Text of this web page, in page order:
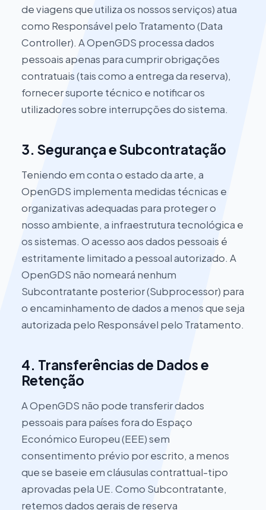
de viagens que utiliza os nossos serviços) atua
como Responsável pelo Tratamento (Data
Controller). A OpenGDS processa dados
pessoais apenas para cumprir obrigações
contratuais (tais como a entrega da reserva),
fornecer suporte técnico e notificar os
utilizadores sobre interrupções do sistema.
3. Segurança e Subcontratação
Teniendo em conta o estado da arte, a
OpenGDS implementa medidas técnicas e
organizativas adequadas para proteger o
nosso ambiente, a infraestrutura tecnológica e
os sistemas. O acesso aos dados pessoais é
estritamente limitado a pessoal autorizado. A
OpenGDS não nomeará nenhum
Subcontratante posterior (Subprocessor) para
o encaminhamento de dados a menos que seja
autorizada pelo Responsável pelo Tratamento.
4. Transferências de Dados e
Retenção
A OpenGDS não pode transferir dados
pessoais para países fora do Espaço
Económico Europeu (EEE) sem
consentimento prévio por escrito, a menos
que se baseie em cláusulas contrattual-tipo
aprovadas pela UE. Como Subcontratante,
retemos dados gerais de reserva